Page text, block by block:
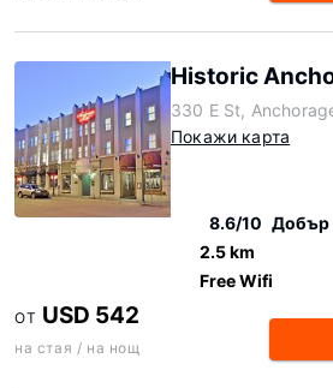
Historic
330 E St,
Покажи карта
8.6/10 Добър
2.5 km
Free Wifi
ОТ USD 542
на стая / на нощ